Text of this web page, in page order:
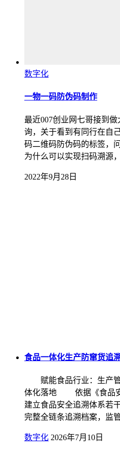
数字化
一物一码防伪码制作
最近007创业网七哥接到
询，关于看到有同行在自
码二维码防伪码的标签，
为什么可以实现扫码溯源
2022年9月28日
食品一体化生产防窜货追
赋能食品行业：生产管
体化落地 依据《食品安
建立食品安全追溯体系若
完整全链条追溯档案，监
数字化 2026年7月10日